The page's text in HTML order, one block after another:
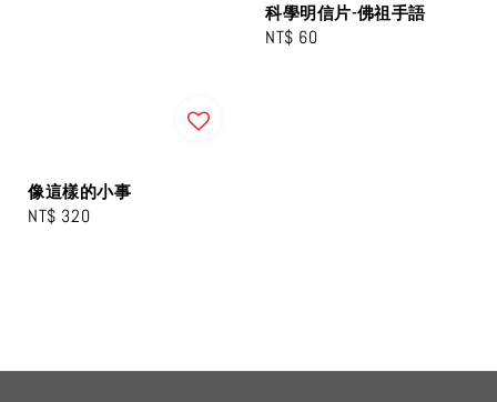
像這樣的小事
Regular
NT$ 320
科學明信片-佛祖手語
Regular
NT$ 60